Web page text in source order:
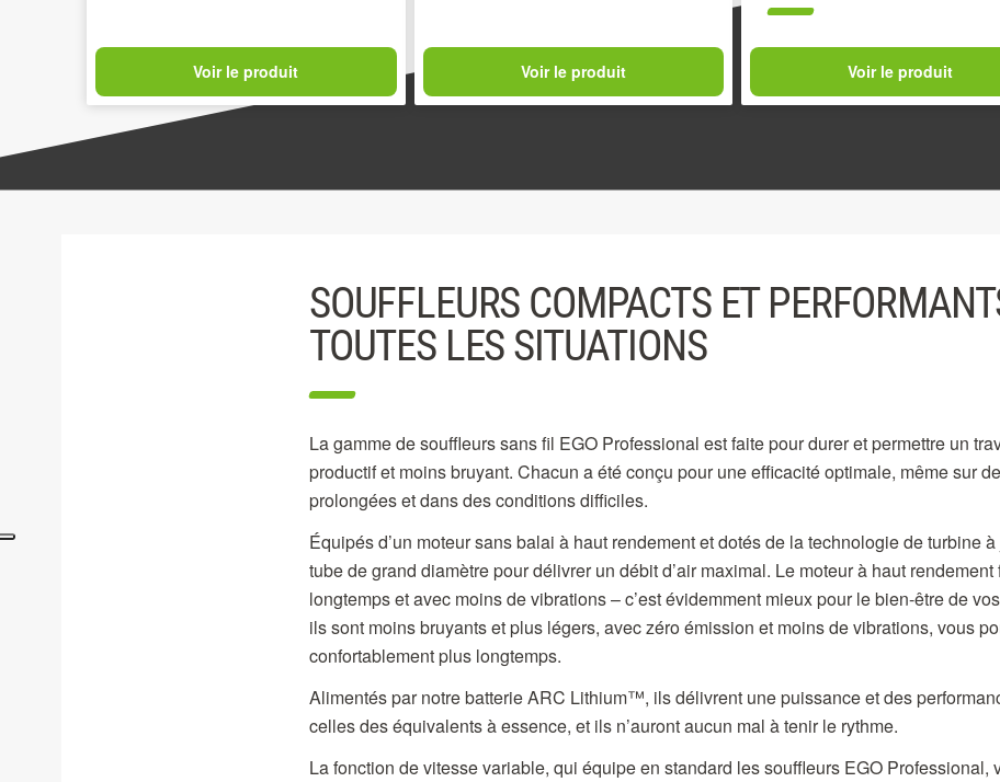
Voir le produit Voir le produit Voir le produit
SOUFFLEURS COMPACTS ET
TOUTES LES SITUATIONS
La gamme de souffleurs sans fil EGO Professional est faite pour durer et permettre un
productif et moins bruyant. Chacun a été conçu pour une efficacité optimale, même sur
prolongées et dans des conditions difficiles.
Équipés d’un moteur sans balai à haut rendement et dotés de la technologie de turbine
tube de grand diamètre pour délivrer un débit d’air maximal. Le moteur à haut
longtemps et avec moins de vibrations – c’est évidemment mieux pour le bien-être de
ils sont moins bruyants et plus légers, avec zéro émission et moins de vibrations, vous
confortablement plus longtemps.
Alimentés par notre batterie ARC Lithium™, ils délivrent une puissance et des
celles des équivalents à essence, et ils n’auront aucun mal à tenir le rythme.
La fonction de vitesse variable, qui équipe en standard les souffleurs EGO Professional,